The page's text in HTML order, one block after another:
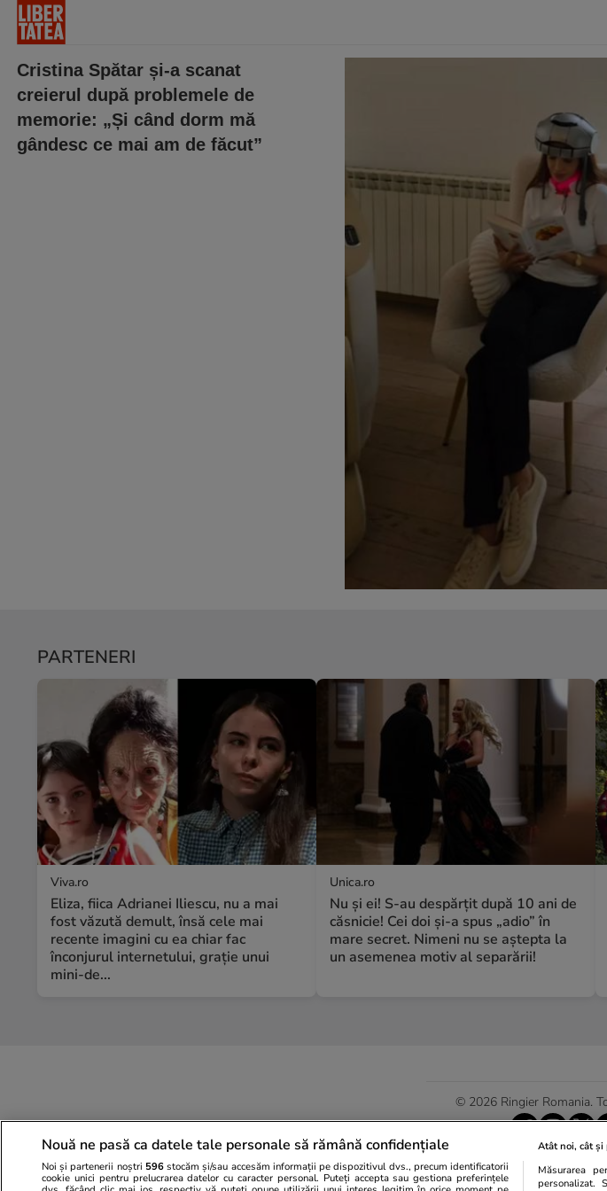
Cristina Spătar și-a scanat
creierul după problemele de
memorie: „Și când dorm mă
gândesc ce mai am de făcut”
PARTENERI
Viva.ro
Eliza, fiica Adrianei Iliescu, nu a mai
fost văzută demult, însă cele mai
recente imagini cu ea chiar fac
înconjurul internetului, grație unui
mini-de...
Unica.ro
Nu și ei! S-au despărțit după 10 ani de
căsnicie! Cei doi și-a spus „adio” în
mare secret. Nimeni nu se aștepta la
un asemenea motiv al separării!
© 2026 Ringier Romania.
Actualizare
Nouă ne pasă ca datele tale personale să rămână confidențiale
Noi și partenerii noștri 596stocăm și/sau accesăm informații pe dispozitivul dvs., precum identificatorii
cookie unici pentru prelucrarea datelor cu caracter personal. Puteți accepta sau gestiona preferințele
Atât noi, cât și
Măsurarea
personalizat.